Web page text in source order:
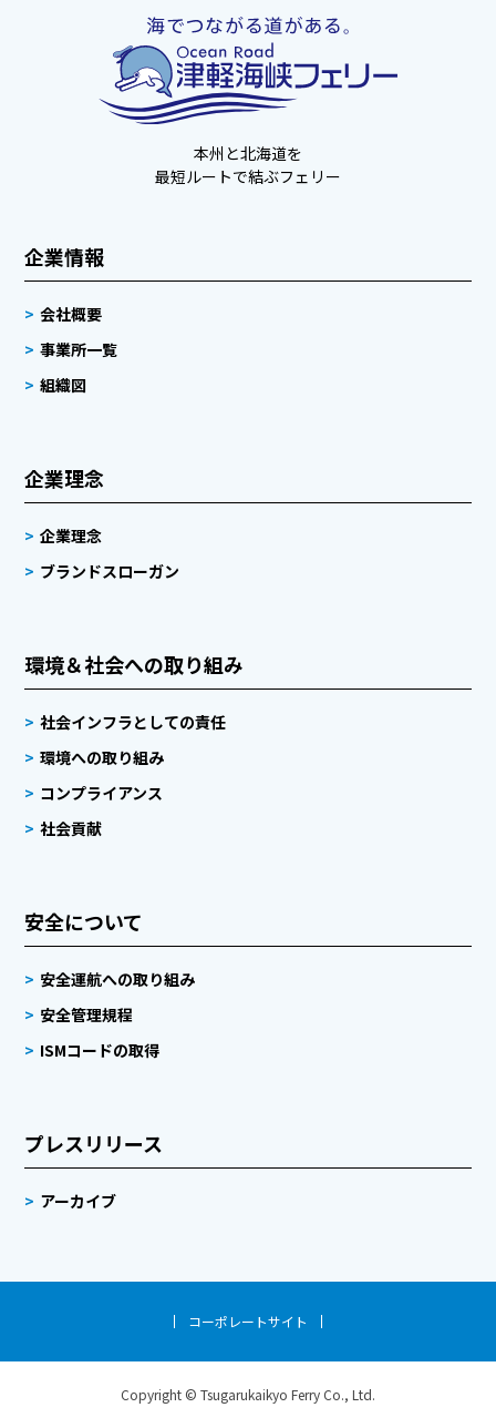
本州と北海道を
最短ルートで結ぶフェリー
企業情報
会社概要
事業所一覧
組織図
企業理念
企業理念
ブランドスローガン
環境＆社会への取り組み
社会インフラとしての責任
環境への取り組み
コンプライアンス
社会貢献
安全について
安全運航への取り組み
安全管理規程
ISMコードの取得
プレスリリース
アーカイブ
コーポレートサイト
Copyright © Tsugarukaikyo Ferry Co., Ltd.